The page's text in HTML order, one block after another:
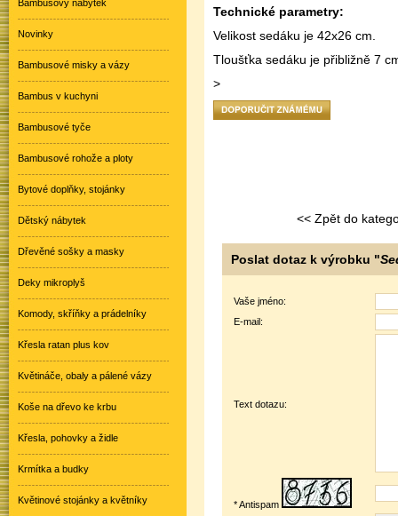
Technické parametry:
Velikost sedáku je 42x26 cm.
Tloušťka sedáku je přibližně 7
>
<< Zpět do
Poslat dotaz k výrobku "
Vaše jméno:
E-mail:
Text dotazu:
* Antispam
Bambusový nábytek
Novinky
Bambusové misky a vázy
Bambus v kuchyni
Bambusové tyče
Bambusové rohože a ploty
Bytové doplňky, stojánky
Dětský nábytek
Dřevěné sošky a masky
Deky mikroplyš
Komody, skříňky a prádelníky
Křesla ratan plus kov
Květináče, obaly a pálené vázy
Koše na dřevo ke krbu
Křesla, pohovky a židle
Krmítka a budky
Květinové stojánky a květníky